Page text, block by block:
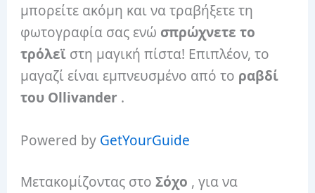
μπορείτε ακόμη και να τραβήξετε τη
φωτογραφία σας ενώ σπρώχνετε το
τρόλεϊ στη μαγική πίστα! Επιπλέον, το
μαγαζί είναι εμπνευσμένο από το ραβδί
του Ollivander .
Powered by GetYourGuide
Μετακομίζοντας στοΣόχο , για να